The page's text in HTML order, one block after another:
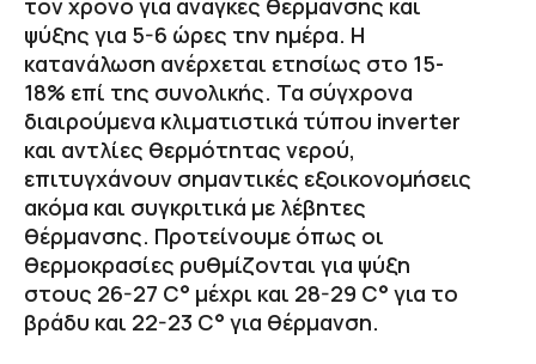
ψύξης για 5-6 ώρες την ημέρα. Η
κατανάλωση ανέρχεται ετησίως στο 15-
18% επί της συνολικής. Τα σύγχρονα
διαιρούμενα κλιματιστικά τύπου inverter
και αντλίες θερμότητας νερού,
επιτυγχάνουν σημαντικές εξοικονομήσεις
ακόμα και συγκριτικά με λέβητες
θέρμανσης. Προτείνουμε όπως οι
θερμοκρασίες ρυθμίζονται για ψύξη
στους 26-27 C° μέχρι και 28-29 C° για το
βράδυ και 22-23 C° για θέρμανση.